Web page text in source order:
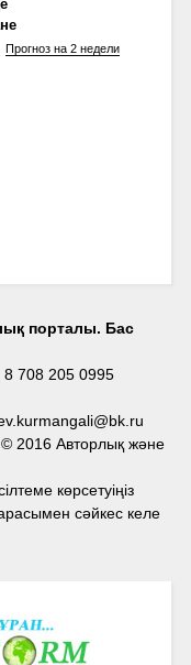
Прогноз на 2 недели
порталы. Бас
708 205 0995
2016 Авторлық және
көрсетуіңіз
сәйкес келе